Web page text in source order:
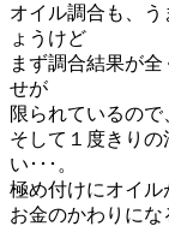
オイル調合も、
ょうけど
まず調合結果が
せが
限られているので
そして１度きり
い･･･。
極め付けにオイル
お金のかわりに